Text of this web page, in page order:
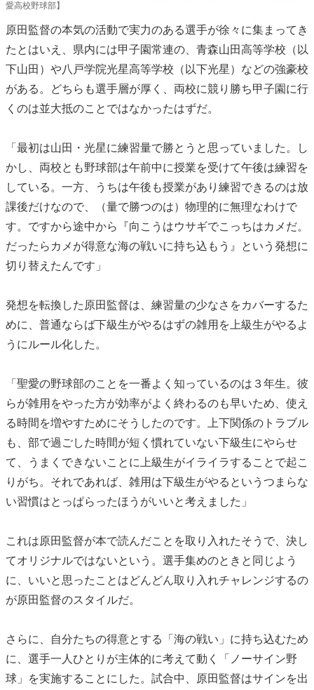
愛高校野球部】
原田監督の本気の活動で実力のある選手が徐々に集まってき
たとはいえ、県内には甲子園常連の、青森山田高等学校（以
下山田）や八戸学院光星高等学校（以下光星）などの強豪校
がある。どちらも選手層が厚く、両校に競り勝ち甲子園に行
くのは並大抵のことではなかったはずだ。
「最初は山田・光星に練習量で勝とうと思っていました。し
かし、両校とも野球部は午前中に授業を受けて午後は練習を
している。一方、うちは午後も授業があり練習できるのは放
課後だけなので、（量で勝つのは）物理的に無理なわけで
す。ですから途中から『向こうはウサギでこっちはカメだ。
だったらカメが得意な海の戦いに持ち込もう』という発想に
切り替えたんです」
発想を転換した原田監督は、練習量の少なさをカバーするた
めに、普通ならば下級生がやるはずの雑用を上級生がやるよ
うにルール化した。
「聖愛の野球部のことを一番よく知っているのは３年生。彼
らが雑用をやった方が効率がよく終わるのも早いため、使え
る時間を増やすためにそうしたのです。上下関係のトラブル
も、部で過ごした時間が短く慣れていない下級生にやらせ
て、うまくできないことに上級生がイライラすることで起こ
りがち。それであれば、雑用は下級生がやるというつまらな
い習慣はとっぱらったほうがいいと考えました」
これは原田監督が本で読んだことを取り入れたそうで、決し
てオリジナルではないという。選手集めのときと同じよう
に、いいと思ったことはどんどん取り入れチャレンジするの
が原田監督のスタイルだ。
さらに、自分たちの得意とする「海の戦い」に持ち込むため
に、選手一人ひとりが主体的に考えて動く「ノーサイン野
球」を実施することにした。試合中、原田監督はサインを出